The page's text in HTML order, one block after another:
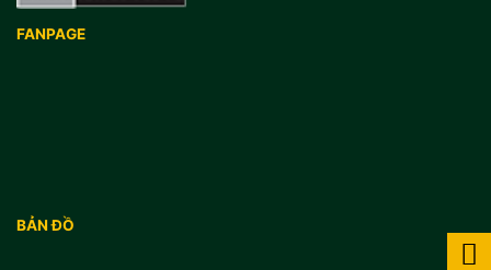
FANPAGE
BẢN ĐỒ